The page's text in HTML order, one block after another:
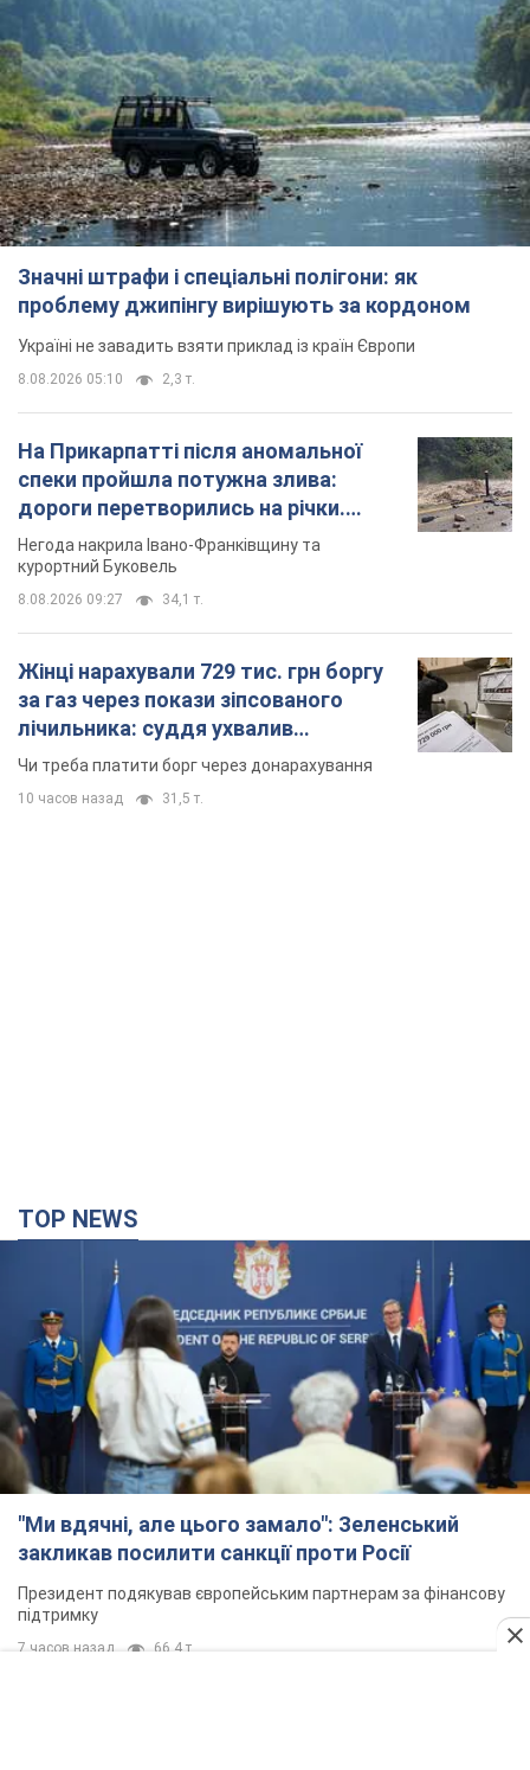
Значні штрафи і спеціальні полігони: як
проблему джипінгу вирішують за кордоном
Україні не завадить взяти приклад із країн Європи
8.08.2026 05:10 2,3 т.
На Прикарпатті після аномальної
спеки пройшла потужна злива:
дороги перетворились на річки.
Відео
Негода накрила Івано-Франківщину та
за газ через покази зіпсованого
лічильника: суддя ухвалив
неочікуване рішення
10 часов назад 31,5 т.
"Ми вдячні, але цього замало": Зеленський
закликав посилити санкції проти Росії
Президент подякував європейським партнерам за фінансову
підтримку
7 часов назад 66,4 т.
Україна придбала у Туреччини 70 балістичних
ракет і багато іншого озброєння: у Держдепі
США оприлюднили список
4 часа назад